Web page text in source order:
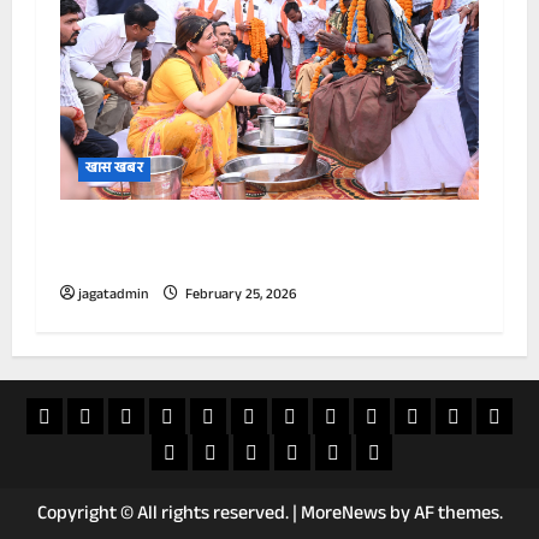
खास खबर
jagatadmin February 25, 2026
खास
राज्य विदेशअपराध
देश खेल आस्थामनोरंजनवीडियोचुनावराशिफल
शिक्षासियासत
ई
स्वास्थ्यजापान
सेवाकेंद्रो
20
से
Copyright © All rights reserved.|MoreNewsby AF themes.